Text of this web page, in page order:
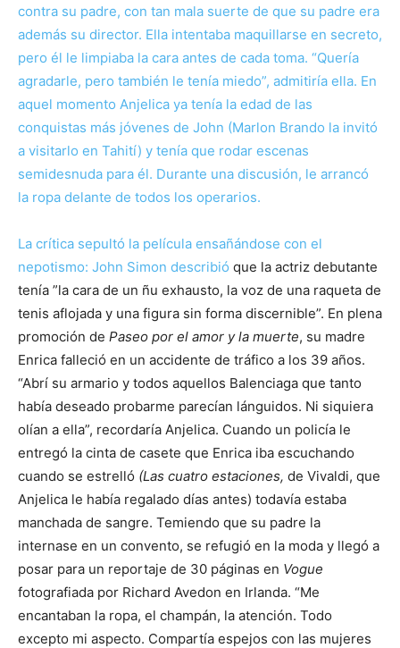
contra su padre, con tan mala suerte de que su padre era
además su director. Ella intentaba maquillarse en secreto,
pero él le limpiaba la cara antes de cada toma. “Quería
agradarle, pero también le tenía miedo”, admitiría ella. En
aquel momento Anjelica ya tenía la edad de las
conquistas más jóvenes de John (Marlon Brando la invitó
a visitarlo en Tahití) y tenía que rodar escenas
semidesnuda para él. Durante una discusión, le arrancó
la ropa delante de todos los operarios.
La crítica sepultó la película ensañándose con el
nepotismo: John Simon describió que la actriz debutante
tenía ”la cara de un ñu exhausto, la voz de una raqueta de
tenis aflojada y una figura sin forma discernible”. En plena
promoción de Paseo por el amor y la muerte, su madre
Enrica falleció en un accidente de tráfico a los 39 años.
“Abrí su armario y todos aquellos Balenciaga que tanto
había deseado probarme parecían lánguidos. Ni siquiera
olían a ella”, recordaría Anjelica. Cuando un policía le
entregó la cinta de casete que Enrica iba escuchando
cuando se estrelló (Las cuatro estaciones, de Vivaldi, que
Anjelica le había regalado días antes) todavía estaba
manchada de sangre. Temiendo que su padre la
internase en un convento, se refugió en la moda y llegó a
posar para un reportaje de 30 páginas en Vogue
fotografiada por Richard Avedon en Irlanda. “Me
encantaban la ropa, el champán, la atención. Todo
excepto mi aspecto. Compartía espejos con las mujeres